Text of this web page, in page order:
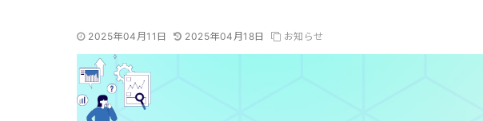
2025年04月11日 2025年04月18日 お知らせ